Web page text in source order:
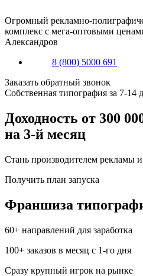
Огромный рекламно-
комплекс с мега-оптовыми
Александров
8 (800) 5000 691
Заказать обратный звонок
Собственная типография за 7-14
Доходность от 300
на 3-й месяц
Стань производителем рекламы
Получить план запуска
Франшиза
60+ направлений для заработка
100+ заказов в месяц с 1-го дня
Сразу крупный игрок на рынке